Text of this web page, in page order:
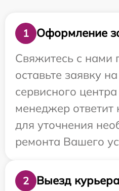
1
Оформление
Свяжитесь с нами
оставьте заявку
сервисного
менеджер
для уточнения
ремонта Вашего
2
Выезд